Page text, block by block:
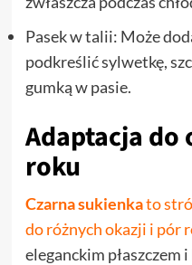
Pasek w talii: Może
podkreślić sylwetkę,
gumką w pasie.
Adaptacja
roku
Czarna sukienkato
do różnych okazji i pór
eleganckim